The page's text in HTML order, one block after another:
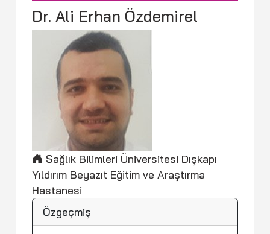
Dr. Ali Erhan Özdemirel
Sağlık Bilimleri Üniversitesi Dışkapı
Yıldırım Beyazıt Eğitim ve Araştırma
Hastanesi
Özgeçmiş